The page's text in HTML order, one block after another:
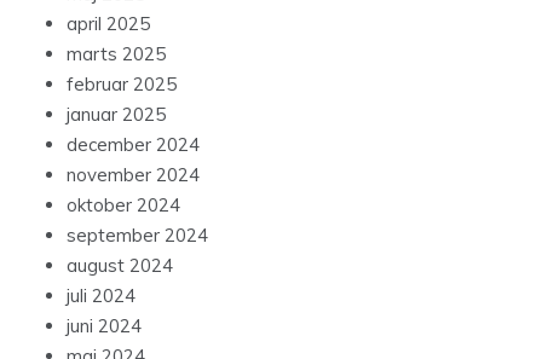
april 2025
marts 2025
februar 2025
januar 2025
december 2024
november 2024
oktober 2024
september 2024
august 2024
juli 2024
juni 2024